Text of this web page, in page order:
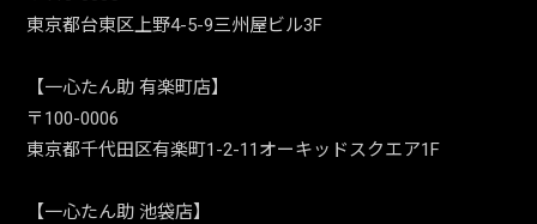
東京都台東区上野4-5-9三州屋ビル3F
【一心たん助 有楽町店】
〒100-0006
東京都千代田区有楽町1-2-11オーキッドスクエア1F
【一心たん助 池袋店】